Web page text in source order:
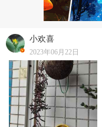
小欢喜
2023年06月22日